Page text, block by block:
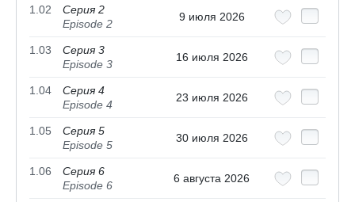
1.02
Серия 2
Episode 2
9 июля 2026
1.03
Серия 3
Episode 3
16 июля 2026
1.04
Серия 4
Episode 4
23 июля 2026
1.05
Серия 5
Episode 5
30 июля 2026
1.06
Серия 6
Episode 6
6 августа 2026